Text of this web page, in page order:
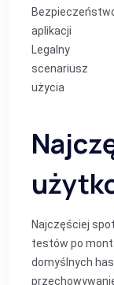
aplikacji
Legalny
scenariusz
użycia
Najczęściej
testów po
domyślnych